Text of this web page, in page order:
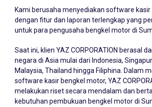
Kami berusaha menyediakan software
dengan fitur dan laporan terlengkap yang
untuk para pengusaha bengkel motor di
Saat ini, klien YAZ CORPORATION berasal
negara di Asia mulai dari Indonesia,
Malaysia, Thailand hingga Filiphina. Dalam
software kasir bengkel motor, YAZ
melakukan riset secara mendalam dan
kebutuhan pembukuan bengkel motor di